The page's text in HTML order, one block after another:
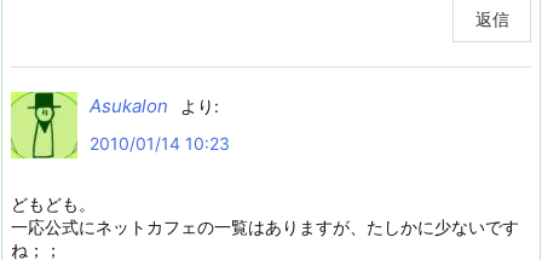
返信
Asukalon
より:
2010/01/14 10:23
どもども。
一応公式にネットカフェの一覧はありますが、たしかに少ないです
ね；；